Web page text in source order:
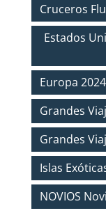
Cruceros
Estados
Europa
Grandes
Grandes
Islas
NOVIOS